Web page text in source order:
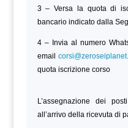
3 – Versa la quota di
bancario indicato dalla
4 – Invia al numero
email
quota iscrizione corso
L’assegnazione dei
all’arrivo della ricevuta di